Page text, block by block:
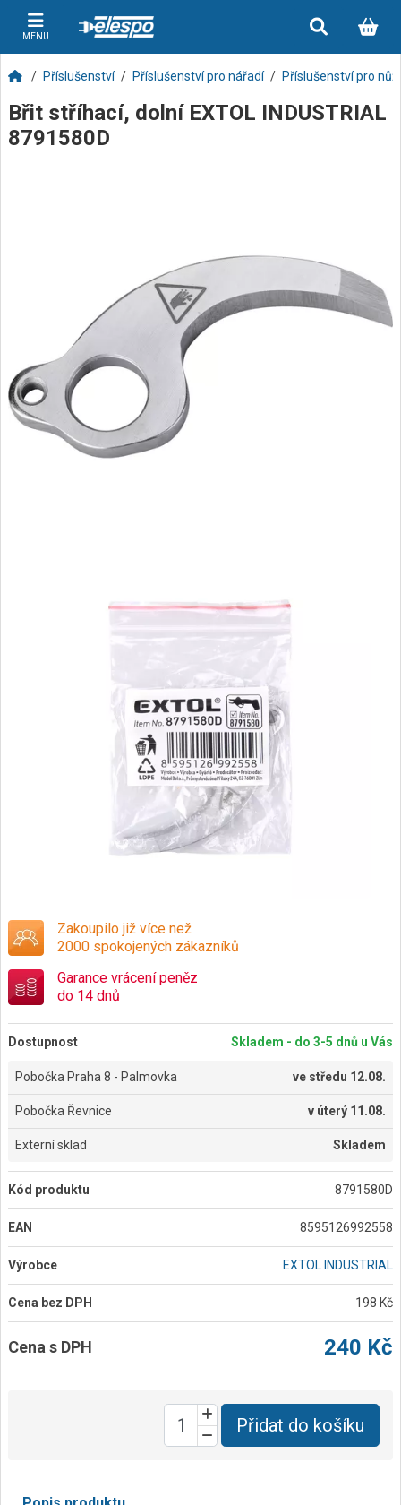
MENU
Příslušenství Příslušenství pro nářadí Příslušenství pro
Břit stříhací, dolní EXTOL INDUSTRIAL
8791580D
Zakoupilo již více než
2000 spokojených zákazníků
Garance vrácení peněz
do 14 dnů
Dostupnost Skladem - do 3-5 dnů u Vás
Pobočka Praha 8 - Palmovka ve středu 12.08.
Pobočka Řevnice v úterý 11.08.
Externí sklad Skladem
Kód produktu 8791580D
EAN 8595126992558
Výrobce EXTOL INDUSTRIAL
Cena bez DPH 198 Kč
Cena s DPH 240 Kč
Přidat do košíku